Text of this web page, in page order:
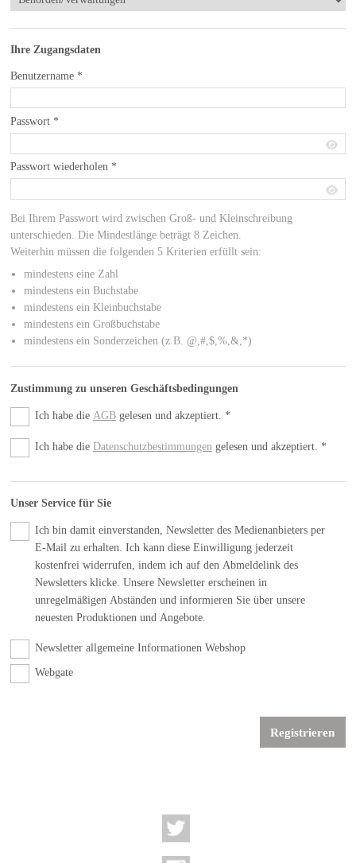
Ihre Zugangsdaten
Benutzername *
Passwort *
Passwort wiederholen *
Bei Ihrem Passwort wird zwischen Groß- und Kleinschreibung
unterschieden. Die Mindestlänge beträgt 8 Zeichen.
Weiterhin müssen die folgenden 5 Kriterien erfüllt sein:
mindestens eine Zahl
mindestens ein Buchstabe
mindestens ein Kleinbuchstabe
mindestens ein Großbuchstabe
mindestens ein Sonderzeichen (z.B. @,#,$,%,&,*)
Zustimmung zu unseren Geschäftsbedingungen
Ich habe die AGB gelesen und akzeptiert. *
Ich habe dieDatenschutzbestimmungen gelesen und akzeptiert. *
Unser Service für Sie
Ich bin damit einverstanden, Newsletter des Medienanbieters per
E-Mail zu erhalten. Ich kann diese Einwilligung jederzeit
kostenfrei widerrufen, indem ich auf den Abmeldelink des
Newsletters klicke. Unsere Newsletter erscheinen in
unregelmäßigen Abständen und informieren Sie über unsere
neuesten Produktionen und Angebote.
Newsletter allgemeine Informationen Webshop
Webgate